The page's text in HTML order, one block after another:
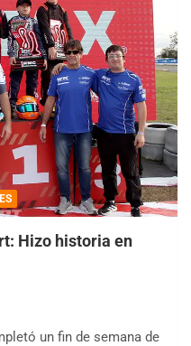
Hizo historia en
un fin de semana de